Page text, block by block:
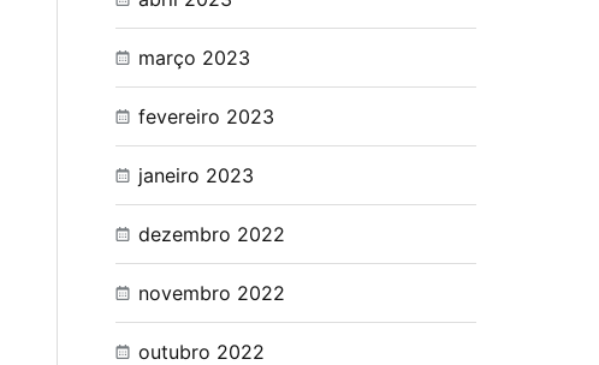
março 2023
fevereiro 2023
janeiro 2023
dezembro 2022
novembro 2022
outubro 2022